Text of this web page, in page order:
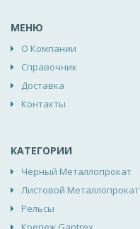
МЕНЮ
О Компании
Справочник
Доставка
Контакты
КАТЕГОРИИ
Черный Металлопрокат
Листовой Металлопрокат
Рельсы